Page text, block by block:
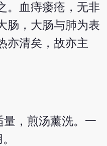
。血痔瘘疮，无非
肠，大肠与肺为表
亦清矣，故亦主
量，煎汤薰洗。一